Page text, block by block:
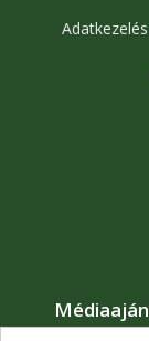
Jogi